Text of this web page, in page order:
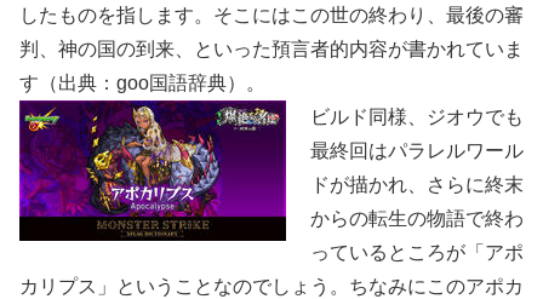
したものを指します。そこにはこの世の終わり、最後の審
判、神の国の到来、といった預言者的内容が書かれていま
す（出典：goo国語辞典）。
ビルド同様、ジオウでも
最終回はパラレルワール
ドが描かれ、さらに終末
からの転生の物語で終わ
っているところが「アポ
カリプス」ということなのでしょう。ちなみにこのアポカ